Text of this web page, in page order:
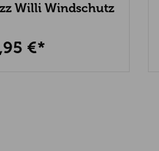
Willi Windschutz
€*